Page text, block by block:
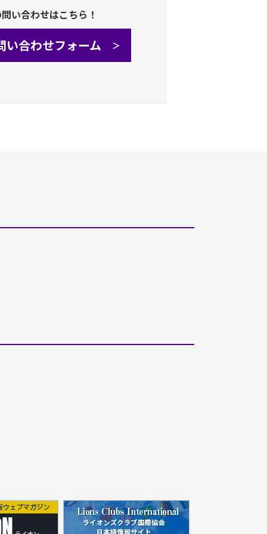
い合わせはこちら！
い合わせフォーム